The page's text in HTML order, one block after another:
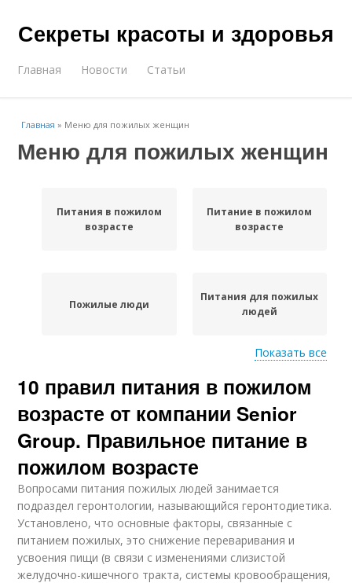
Секреты красоты и здоровья
Главная Новости Статьи
Главная » Меню для пожилых женщин
Меню для пожилых женщин
Питания в пожилом
возрасте
Питание в пожилом
возрасте
Пожилые люди
Питания для пожилых
людей
Пожилой возраст
Дни для пожилого
человека
Продукты для
пожилых людей
Показать все
10 правил питания в пожилом
возрасте от компании Senior
Group. Правильное питание в
пожилом возрасте
Вопросами питания пожилых людей занимается
подраздел геронтологии, называющийся геронтодиетика.
Установлено, что основные факторы, связанные с
питанием пожилых, это снижение переваривания и
усвоения пищи (в связи с изменениями слизистой
желудочно-кишечного тракта, системы кровообращения,